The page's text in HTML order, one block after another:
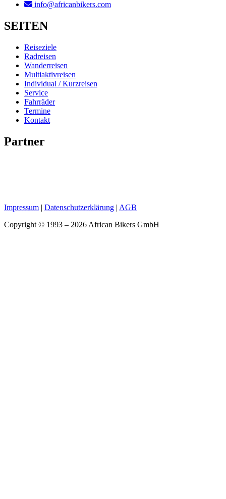
info@africanbikers.com
SEITEN
Reiseziele
Radreisen
Wanderreisen
Multiaktivreisen
Individual / Kurzreisen
Service
Fahrräder
Termine
Kontakt
Partner
Impressum | Datenschutzerklärung | AGB
Copyright © 1993 – 2026 African Bikers GmbH